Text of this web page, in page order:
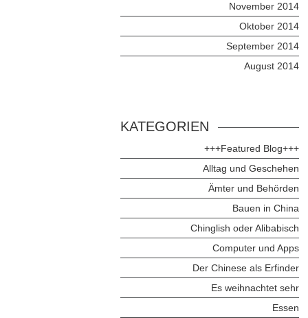
November 2014
Oktober 2014
September 2014
August 2014
KATEGORIEN
+++Featured Blog+++
Alltag und Geschehen
Ämter und Behörden
Bauen in China
Chinglish oder Alibabisch
Computer und Apps
Der Chinese als Erfinder
Es weihnachtet sehr
Essen